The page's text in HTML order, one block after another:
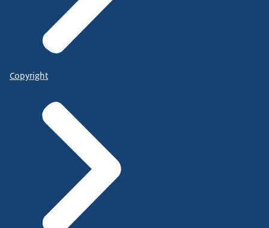
Copyright